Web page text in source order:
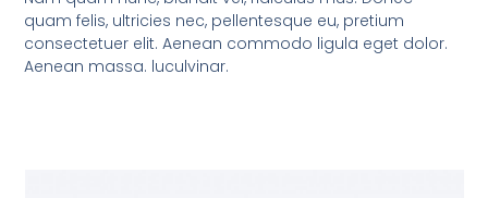
quam felis, ultricies nec, pellentesque eu, pretium
consectetuer elit. Aenean commodo ligula eget dolor.
Aenean massa. luculvinar.